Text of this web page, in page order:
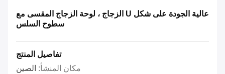
عالية الجودة على شكل U الزجاج ، لوحة الزجاج المقسى مع
سطوح السلس
تفاصيل المنتج
مكان المنشأ: الصين